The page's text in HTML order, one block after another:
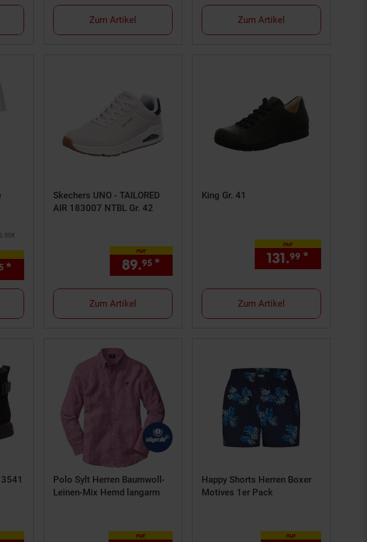
Zum Artikel Zum Artikel
Details am Seitenende
95€
* € Sternchen Fußnote, Details am Seitenende
Skechers UNO - TAILORED
AIR 183007 NTBL Gr. 42
nur
89.95 * € Sternchen Fußnote,
Zum Artikel
King Gr. 41
nur
131.99 *
Zum Artikel
Polo Sylt Herren Baumwoll-
Leinen-Mix Hemd langarm
nur
Happy Shorts Herren Boxer
Motives 1er Pack
nur